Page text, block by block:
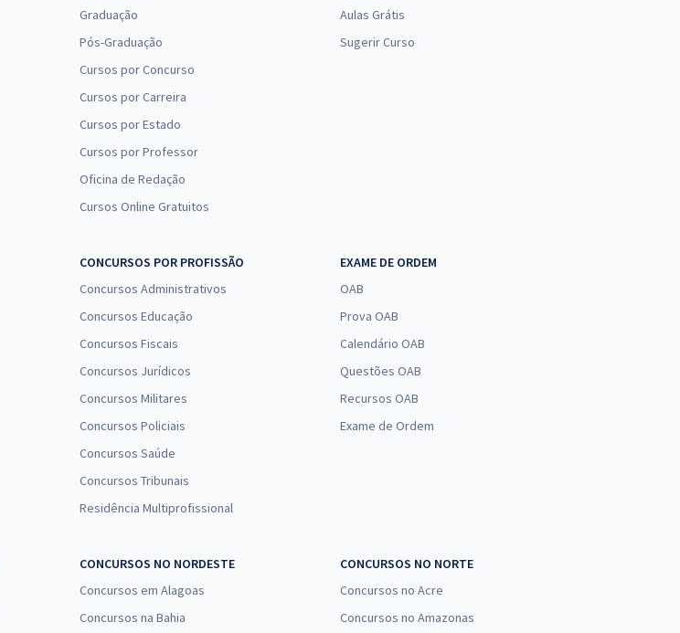
Graduação
Pós-Graduação
Cursos por Concurso
Cursos por Carreira
Cursos por Estado
Cursos por Professor
Oficina de Redação
Cursos Online Gratuitos
Aulas Grátis
Sugerir Curso
CONCURSOS POR PROFISSÃO
Concursos Administrativos
Concursos Educação
Concursos Fiscais
Concursos Jurídicos
Concursos Militares
Concursos Policiais
Concursos Saúde
Concursos Tribunais
Residência Multiprofissional
EXAME DE ORDEM
OAB
Prova OAB
Calendário OAB
Questões OAB
Recursos OAB
Exame de Ordem
CONCURSOS NO NORDESTE
Concursos em Alagoas
Concursos na Bahia
CONCURSOS NO NORTE
Concursos no Acre
Concursos no Amazonas